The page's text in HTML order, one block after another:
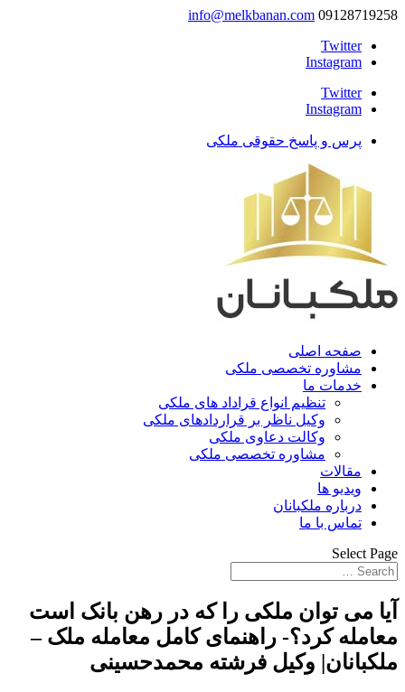
09128719258
info@melkbanan.com
Twitter
Instagram
Twitter
Instagram
پرس و پاسخ حقوقی ملکی
صفحه اصلی
مشاوره تخصصی ملکی
خدمات ما
تنظیم انواع قراداد های ملکی
وکیل ناظر بر قراردادهای ملکی
وکالت دعاوی ملکی
مشاوره تخصصی ملکی
مقالات
ویدیو ها
درباره ملکبانان
تماس با ما
Select Page
آیا می توان ملکی را که در رهن بانک است
معامله کرد؟- راهنمای کامل معامله ملک –
ملکبانان| وکیل فرشته محمدحسینی